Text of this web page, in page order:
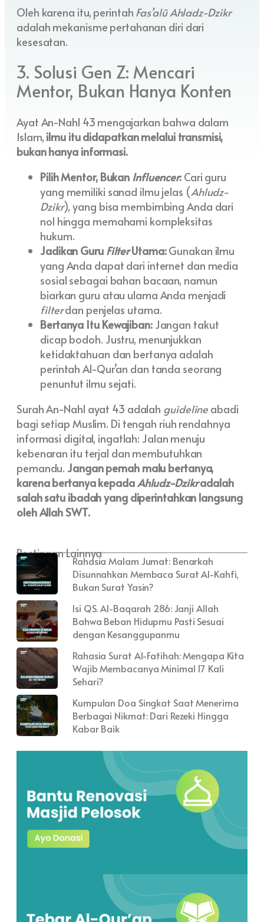
Oleh karena itu, perintah Fas’alū Ahladz-Dzikr
adalah mekanisme pertahanan diri dari
kesesatan.
3. Solusi Gen Z: Mencari
Mentor, Bukan Hanya Konten
Ayat An-Nahl 43 mengajarkan bahwa dalam
Islam, ilmu itu didapatkan melalui transmisi,
bukan hanya informasi.
Pilih Mentor, Bukan Influencer:Cari guru
yang memiliki sanad ilmu jelas (Ahludz-
Dzikr), yang bisa membimbing Anda dari
nol hingga memahami kompleksitas
hukum.
Jadikan Guru FilterUtama:Gunakan ilmu
yang Anda dapat dari internet dan media
sosial sebagai bahan bacaan, namun
biarkan guru atau ulama Anda menjadi
filterdan penjelas utama.
Bertanya Itu Kewajiban:Jangan takut
dicap bodoh. Justru, menunjukkan
ketidaktahuan dan bertanya adalah
perintah Al-Qur’an dan tanda seorang
penuntut ilmu sejati.
Surah An-Nahl ayat 43 adalah guideline abadi
bagi setiap Muslim. Di tengah riuh rendahnya
informasi digital, ingatlah: Jalan menuju
kebenaran itu terjal dan membutuhkan
pemandu. Jangan pernah malu bertanya,
karena bertanya kepadaAhludz-Dzikradalah
salah satu ibadah yang diperintahkan langsung
oleh Allah SWT.
Postingan Lainnya
Rahasia Malam Jumat: Benarkah
Disunnahkan Membaca Surat Al-Kahfi,
Bukan Surat Yasin?
Isi QS. Al-Baqarah 286: Janji Allah
Bahwa Beban Hidupmu Pasti Sesuai
dengan Kesanggupanmu
Rahasia Surat Al-Fatihah: Mengapa Kita
Wajib Membacanya Minimal 17 Kali
Sehari?
Kumpulan Doa Singkat Saat Menerima
Berbagai Nikmat: Dari Rezeki Hingga
Kabar Baik